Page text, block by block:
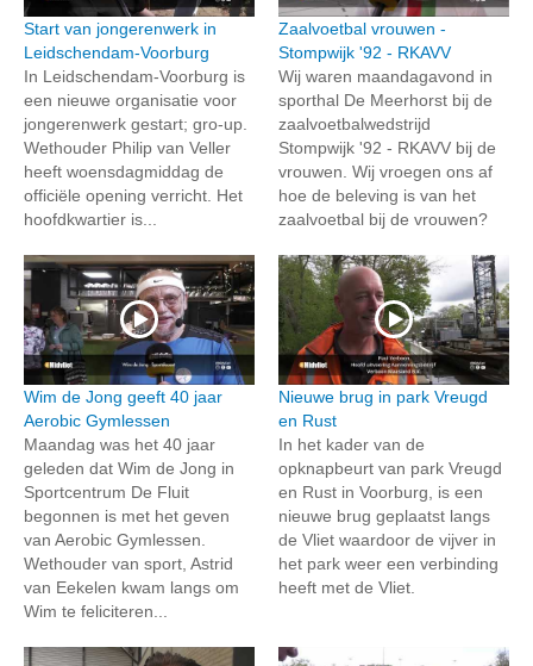
Start van jongerenwerk in
Leidschendam-Voorburg
In Leidschendam-Voorburg is
een nieuwe organisatie voor
jongerenwerk gestart; gro-up.
Wethouder Philip van Veller
heeft woensdagmiddag de
officiële opening verricht. Het
hoofdkwartier is...
Zaalvoetbal vrouwen -
Stompwijk '92 - RKAVV
Wij waren maandagavond in
sporthal De Meerhorst bij de
zaalvoetbalwedstrijd
Stompwijk '92 - RKAVV bij de
vrouwen. Wij vroegen ons af
hoe de beleving is van het
zaalvoetbal bij de vrouwen?
Wim de Jong geeft 40 jaar
Aerobic Gymlessen
Maandag was het 40 jaar
geleden dat Wim de Jong in
Sportcentrum De Fluit
begonnen is met het geven
van Aerobic Gymlessen.
Wethouder van sport, Astrid
van Eekelen kwam langs om
Wim te feliciteren...
Nieuwe brug in park Vreugd
en Rust
In het kader van de
opknapbeurt van park Vreugd
en Rust in Voorburg, is een
nieuwe brug geplaatst langs
de Vliet waardoor de vijver in
het park weer een verbinding
heeft met de Vliet.